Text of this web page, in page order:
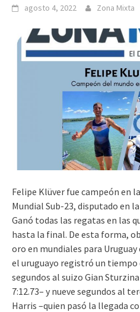
agosto 4, 2022 Zona Mixta
Felipe Klüver fue campeón en
Mundial Sub-23, disputado en
Ganó todas las regatas en las
hasta la final. De esta forma,
oro en mundiales para
el uruguayo registró un tiempo
segundos al suizo Gian
7:12.73– y nueve segundos al
Harris –quien pasó la llegada